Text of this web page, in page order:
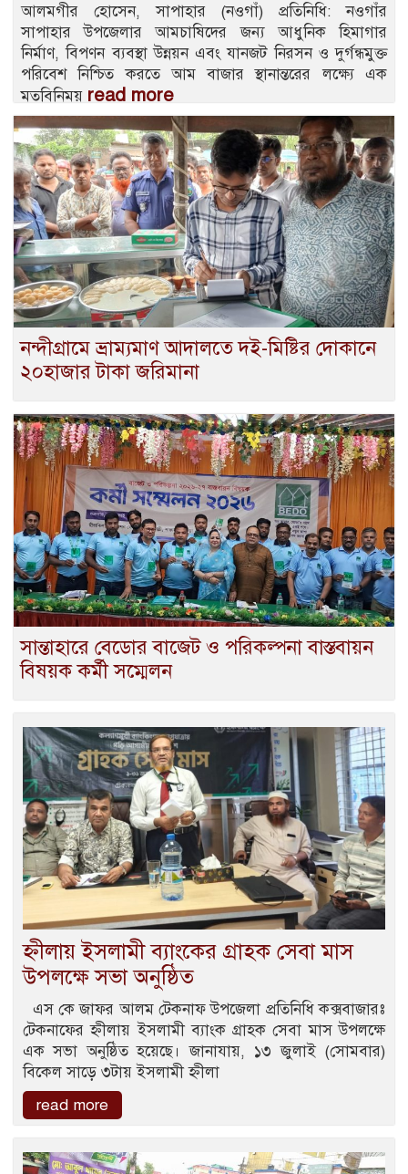
আলমগীর হোসেন, সাপাহার (নওগাঁ) প্রতিনিধি: নওগাঁর
সাপাহার উপজেলার আমচাষিদের জন্য আধুনিক হিমাগার
নির্মাণ, বিপণন ব্যবস্থা উন্নয়ন এবং যানজট নিরসন ও দুর্গন্ধমুক্ত
পরিবেশ নিশ্চিত করতে আম বাজার স্থানান্তরের লক্ষ্যে এক
মতবিনিময় read more
নন্দীগ্রামে ভ্রাম্যমাণ আদালতে দই-মিষ্টির দোকানে
২০হাজার টাকা জরিমানা
সান্তাহারে বেডোর বাজেট ও পরিকল্পনা বাস্তবায়ন
বিষয়ক কর্মী সম্মেলন
হ্নীলায় ইসলামী ব্যাংকের গ্রাহক সেবা মাস
উপলক্ষে সভা অনুষ্ঠিত
এস কে জাফর আলম টেকনাফ উপজেলা প্রতিনিধি কক্সবাজারঃ
টেকনাফের হ্নীলায় ইসলামী ব্যাংক গ্রাহক সেবা মাস উপলক্ষে
এক সভা অনুষ্ঠিত হয়েছে। জানাযায়, ১৩ জুলাই (সোমবার)
বিকেল সাড়ে ৩টায় ইসলামী হ্নীলা
read more